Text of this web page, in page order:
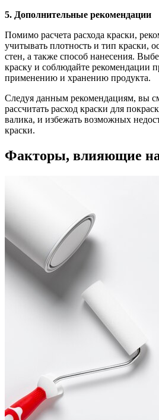
5. Дополнительные рекомендации
Помимо расчета расхода краски,
учитывать плотность и тип краски,
стен, а также способ нанесения.
краску и соблюдайте рекомендации
применению и хранению продукта.
Следуя данным рекомендациям, вы
рассчитать расход краски для
валика, и избежать возможных
краски.
Факторы, влияющие на